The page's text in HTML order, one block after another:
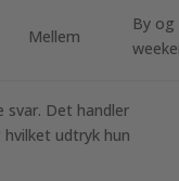
Mellem
By og
svar. Det handler
udtryk hun